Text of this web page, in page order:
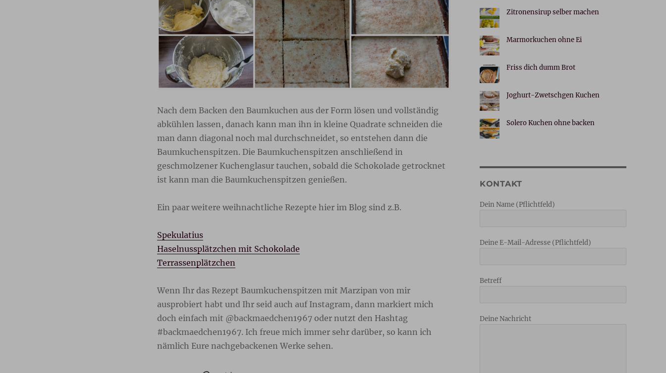
Nach dem Backen den Baumkuchen aus der Form lösen und vollständig
abkühlen lassen, danach kann man ihn in kleine Quadrate schneiden die
man dann diagonal noch mal durchschneidet, so entstehen dann die
Baumkuchenspitzen. Die Baumkuchenspitzen anschließend in
geschmolzener Kuchenglasur tauchen, sobald die Schokolade getrocknet
ist kann man die Baumkuchenspitzen genießen.
Ein paar weitere weihnachtliche Rezepte hier im Blog sind z.B.
Spekulatius
Haselnussplätzchen mit Schokolade
Terrassenplätzchen
Wenn Ihr das Rezept Baumkuchenspitzen mit Marzipan von mir
ausprobiert habt und Ihr seid auch auf Instagram, dann markiert mich
doch einfach mit @backmaedchen1967 oder nutzt den Hashtag
#backmaedchen1967. Ich freue mich immer sehr darüber, so kann ich
nämlich Eure nachgebackenen Werke sehen.
Zitronensirup selber machen
Marmorkuchen ohne Ei
Friss dich dumm Brot
Joghurt-Zwetschgen Kuchen
Solero Kuchen ohne backen
KONTAKT
Dein Name (Pflichtfeld)
Deine E-Mail-Adresse (Pflichtfeld)
Betreff
Deine Nachricht